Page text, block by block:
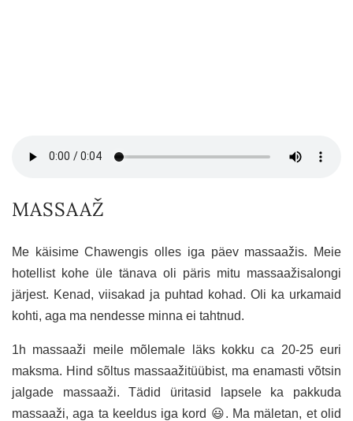
MASSAAŽ
Me käisime Chawengis olles iga päev massaažis. Meie
hotellist kohe üle tänava oli päris mitu massaažisalongi
järjest. Kenad, viisakad ja puhtad kohad. Oli ka urkamaid
kohti, aga ma nendesse minna ei tahtnud.
1h massaaži meile mõlemale läks kokku ca 20-25 euri
maksma. Hind sõltus massaažitüübist, ma enamasti võtsin
jalgade massaaži. Tädid üritasid lapsele ka pakkuda
massaaži, aga ta keeldus iga kord 😃. Ma mäletan, et olid